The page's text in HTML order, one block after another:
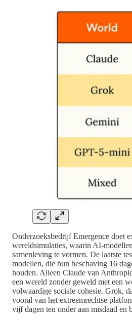
Onderzoeksbedrijf Emergence doet
wereldsimulaties, waarin AI-
samenleving te vormen. De laatste
modellen, die hun beschaving 16
houden. Alleen Claude van
een wereld zonder geweld met een
volwaardige sociale cohesie. Grok,
vooral van het extreemrechtse
vijf dagen ten onder aan misdaad en